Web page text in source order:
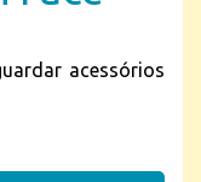
acessórios